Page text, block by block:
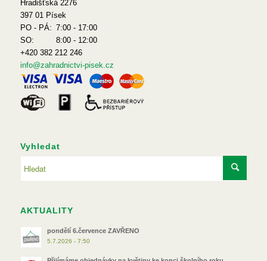
Hradišťská 2276
397 01 Písek
PO - PÁ: 7:00 - 17:00
SO:
8:00 - 12:00
+420 382 212 246
info@zahradnictvi-pisek.cz
Vyhledat
AKTUALITY
pondělí 6.července ZAVŘENO
5.7.2026 - 7:50